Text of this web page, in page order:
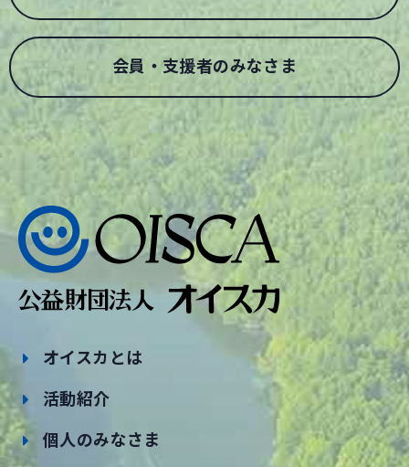
会員・支援者のみなさま
オイスカとは
活動紹介
個人のみなさま